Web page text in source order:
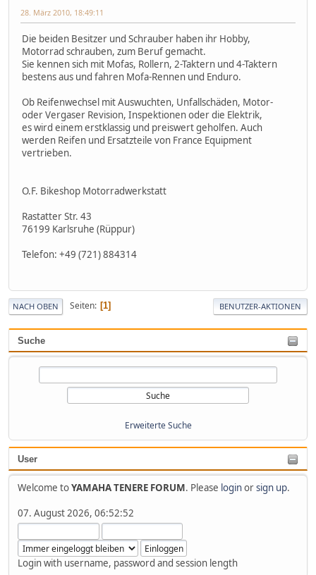
Suche
Erweiterte Suche
User
Welcome toYAMAHA TENERE FORUM. Please loginorsign up.
07. August 2026, 06:52:52
Login with username, password and session length
28. März 2010, 18:49:11
Die beiden Besitzer und Schrauber haben ihr Hobby,
Motorrad schrauben, zum Beruf gemacht.
Sie kennen sich mit Mofas, Rollern, 2-Taktern und 4-Taktern
bestens aus und fahren Mofa-Rennen und Enduro.
Ob Reifenwechsel mit Auswuchten, Unfallschäden, Motor-
oder Vergaser Revision, Inspektionen oder die Elektrik,
es wird einem erstklassig und preiswert geholfen. Auch
werden Reifen und Ersatzteile von France Equipment
vertrieben.
O.F. Bikeshop Motorradwerkstatt
Rastatter Str. 43
76199 Karlsruhe (Rüppur)
Telefon: +49 (721) 884314
NACH OBEN Seiten 1 BENUTZER-AKTIONEN